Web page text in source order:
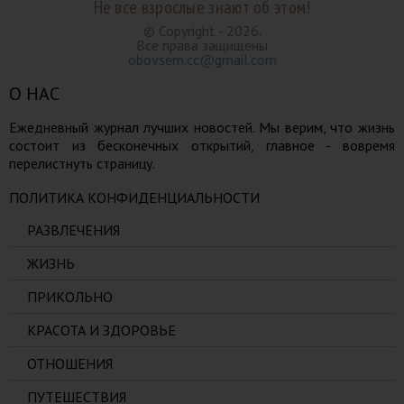
Не все взрослые знают об этом!
© Copyright - 2026.
Все права защищены
obovsem.cc@gmail.com
О НАС
Ежедневный журнал лучших новостей. Мы верим, что жизнь
состоит из бесконечных открытий, главное - вовремя
перелистнуть страницу.
ПОЛИТИКА КОНФИДЕНЦИАЛЬНОСТИ
РАЗВЛЕЧЕНИЯ
ЖИЗНЬ
ПРИКОЛЬНО
КРАСОТА И ЗДОРОВЬЕ
ОТНОШЕНИЯ
ПУТЕШЕСТВИЯ